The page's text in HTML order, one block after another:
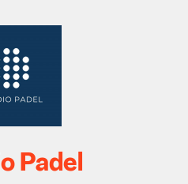
Padel